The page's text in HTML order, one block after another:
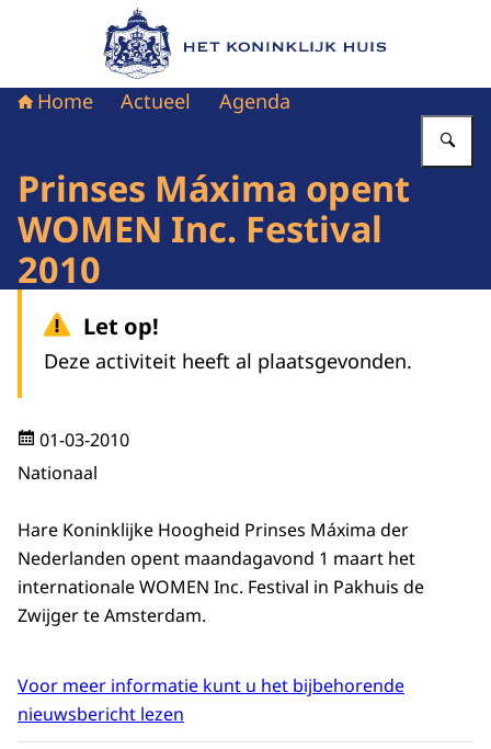
Naar de homepage van Het Koninklijk Huis
Home Actueel Agenda
Prinses Máxima opent
WOMEN Inc. Festival
2010
Let op!
Deze activiteit heeft al plaatsgevonden.
01-03-2010
Nationaal
Hare Koninklijke Hoogheid Prinses Máxima der
Nederlanden opent maandagavond 1 maart het
internationale WOMEN Inc. Festival in Pakhuis de
Zwijger te Amsterdam.
Voor meer informatie kunt u het bijbehorende
nieuwsbericht lezen